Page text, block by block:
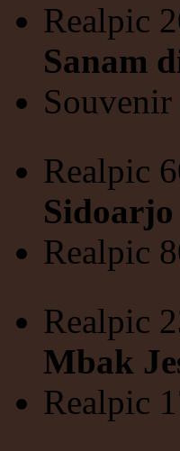
Realpic
Sanam
Realpic
Sidoarjo
Realpic
Realpic
Mbak
Realpic